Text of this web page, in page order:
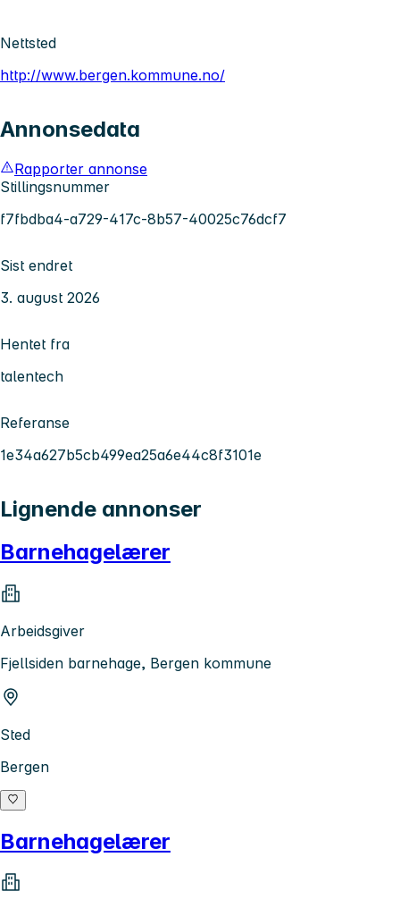
Nettsted
http://www.bergen.kommune.no/
Annonsedata
Rapporter annonse
Stillingsnummer
f7fbdba4-a729-417c-8b57-40025c76dcf7
Sist endret
3. august 2026
Hentet fra
talentech
Referanse
1e34a627b5cb499ea25a6e44c8f3101e
Lignende annonser
Barnehagelærer
Arbeidsgiver
Fjellsiden barnehage, Bergen kommune
Sted
Bergen
Barnehagelærer